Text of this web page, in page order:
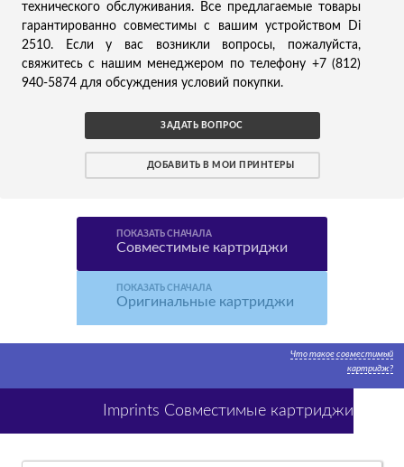
технического обслуживания. Все предлагаемые товары
гарантированно совместимы с вашим устройством Di
2510. Если у вас возникли вопросы, пожалуйста,
свяжитесь с нашим менеджером по телефону +7 (812)
940-5874 для обсуждения условий покупки.
ЗАДАТЬ ВОПРОС
ДОБАВИТЬ В МОИ ПРИНТЕРЫ
ПОКАЗАТЬ СНАЧАЛА
Совместимые картриджи
ПОКАЗАТЬ СНАЧАЛА
Оригинальные картриджи
Что такое совместимый
картридж?
Imprints Совместимые картриджи